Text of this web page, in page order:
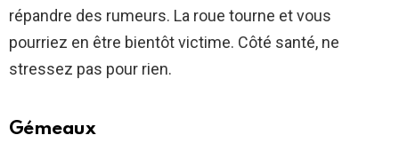
répandre des rumeurs. La roue tourne et vous
pourriez en être bientôt victime. Côté santé, ne
stressez pas pour rien.
Gémeaux